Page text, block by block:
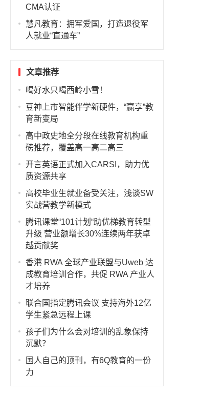
CMA认证
慧凡教育：拥军爱国，打造退役军
人就业“直通车”
文章推荐
喝好水只喝西岭小雪！
豆神上市智能伴学新硬件，“赢享”教
育新变局
高中政史地全分段在线教育机构重
磅推荐，覆盖高一高二高三
开言英语正式加入CARSI，助力优
质资源共享
高校毕业生就业备受关注，浅谈SW
实战营教学新模式
腾讯课堂“101计划“助优梯教育转型
升级 营业额增长30%连续两年获卓
越贡献奖
香港 RWA 全球产业联盟与Uweb 达
成教育培训合作，共促 RWA 产业人
才培养
联合国指定腾讯会议 支持海外12亿
学生紧急远程上课
孩子们为什么会对培训的乱象保持
沉默？
国人自己的顶刊，有6Q教育的一份
力